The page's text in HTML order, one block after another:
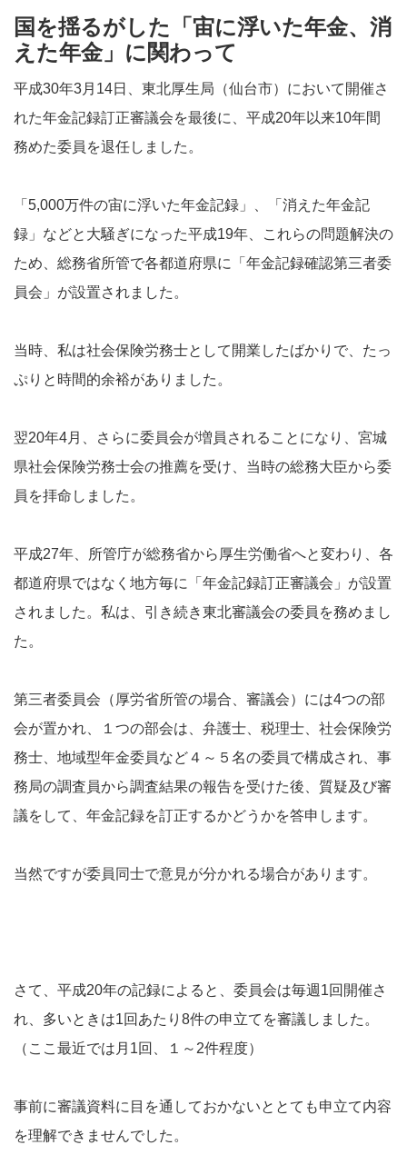
国を揺るがした「宙に浮いた年金、消
えた年金」に関わって
平成30年3月14日、東北厚生局（仙台市）において開催さ
れた年金記録訂正審議会を最後に、平成20年以来10年間
務めた委員を退任しました。
「5,000万件の宙に浮いた年金記録」、「消えた年金記
録」などと大騒ぎになった平成19年、これらの問題解決の
ため、総務省所管で各都道府県に「年金記録確認第三者委
員会」が設置されました。
当時、私は社会保険労務士として開業したばかりで、たっ
ぷりと時間的余裕がありました。
翌20年4月、さらに委員会が増員されることになり、宮城
県社会保険労務士会の推薦を受け、当時の総務大臣から委
員を拝命しました。
平成27年、所管庁が総務省から厚生労働省へと変わり、各
都道府県ではなく地方毎に「年金記録訂正審議会」が設置
されました。私は、引き続き東北審議会の委員を務めまし
た。
第三者委員会（厚労省所管の場合、審議会）には4つの部
会が置かれ、１つの部会は、弁護士、税理士、社会保険労
務士、地域型年金委員など４～５名の委員で構成され、事
務局の調査員から調査結果の報告を受けた後、質疑及び審
議をして、年金記録を訂正するかどうかを答申します。
当然ですが委員同士で意見が分かれる場合があります。
さて、平成20年の記録によると、委員会は毎週1回開催さ
れ、多いときは1回あたり8件の申立てを審議しました。
（ここ最近では月1回、１～2件程度）
事前に審議資料に目を通しておかないととても申立て内容
を理解できませんでした。